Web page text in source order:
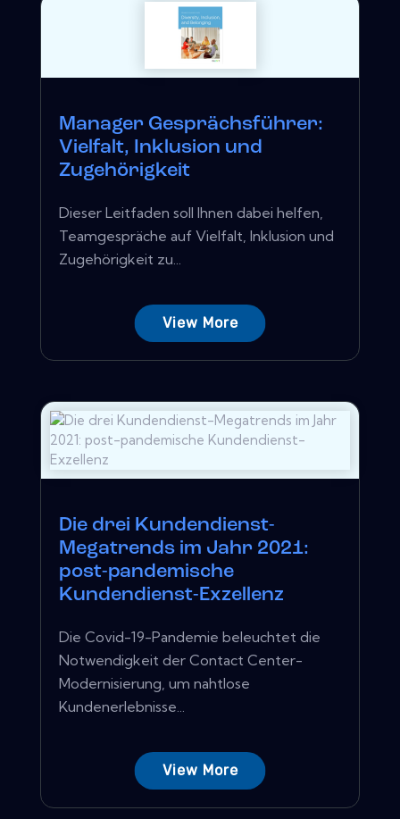
Manager Gesprächsführer:
Vielfalt, Inklusion und
Zugehörigkeit
Dieser Leitfaden soll Ihnen dabei helfen,
Teamgespräche auf Vielfalt, Inklusion und
Zugehörigkeit zu...
View More
Die drei Kundendienst-
Megatrends im Jahr 2021:
post-pandemische
Kundendienst-Exzellenz
Die Covid-19-Pandemie beleuchtet die
Notwendigkeit der Contact Center-
Modernisierung, um nahtlose
Kundenerlebnisse...
View More